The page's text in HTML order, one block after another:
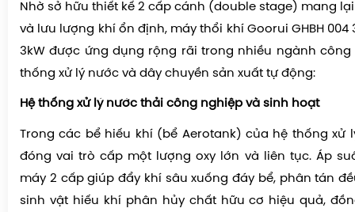
Nhờ sở hữu thiết kế 2 cấp cánh (double stage) mang
và lưu lượng khí ổn định, máy thổi khí Goorui GHBH 004
3kW được ứng dụng rộng rãi trong nhiều ngành công
thống xử lý nước và dây chuyền sản xuất tự động:
Hệ thống xử lý nước thải công nghiệp và sinh hoạt
Trong các bể hiếu khí (bể Aerotank) của hệ thống xử
đóng vai trò cấp một lượng oxy lớn và liên tục. Áp
máy 2 cấp giúp đẩy khí sâu xuống đáy bể, phân tán
sinh vật hiếu khí phân hủy chất hữu cơ hiệu quả,